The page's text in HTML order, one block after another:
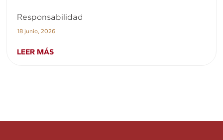
Responsabilidad
18 junio, 2026
LEER MÁS